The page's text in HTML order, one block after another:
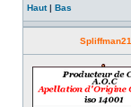
Haut| Bas
Spliffman21